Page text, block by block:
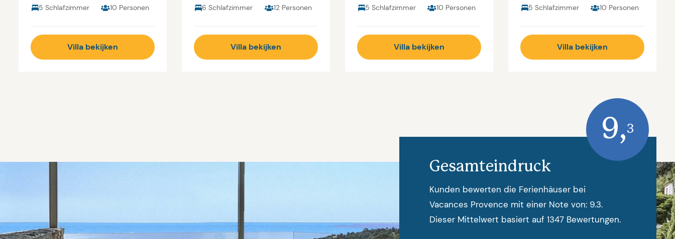
5 Schlafzimmer 10 Personen
Villa bekijken
6 Schlafzimmer 12 Personen
Villa bekijken
5 Schlafzimmer 10 Personen
Villa bekijken
5 Schlafzimmer 10 Personen
Villa bekijken
Gesamteindruck
Kunden bewerten die Ferienhäuser bei
Vacances Provence mit einer Note von: 9.3.
Dieser Mittelwert basiert auf 1347 Bewertungen.
9,3